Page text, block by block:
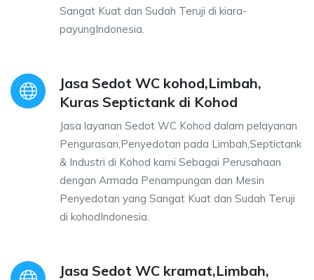
Sangat Kuat dan Sudah Teruji di kiara-
payungIndonesia.
Jasa Sedot WC kohod,Limbah,
Kuras Septictank di Kohod
Jasa layanan Sedot WC Kohod dalam pelayanan
Pengurasan,Penyedotan pada Limbah,Septictank
& Industri di Kohod kami Sebagai Perusahaan
dengan Armada Penampungan dan Mesin
Penyedotan yang Sangat Kuat dan Sudah Teruji
di kohodIndonesia.
Jasa Sedot WC kramat,Limbah,